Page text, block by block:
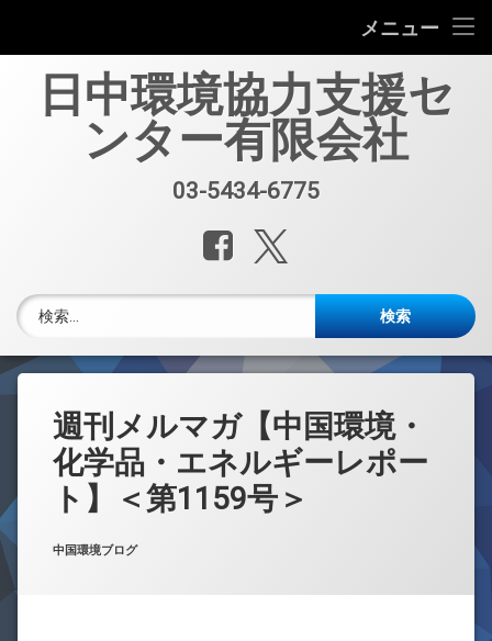
メニュー
中国環境規制対応セミナー（第33回）
中国環境規制対応支援業務紹介
セミナー、資料販売
中文
お問合せ
日中環境協力支援セ
ンター有限会社
03-5434-6775
Facebook
週刊メルマガ【中国環境・
化学品・エネルギーレポー
ト】＜第1159号＞
Posted on 2025年3月10日
Updated on 2025年3月10日
byw059105
カテゴリー:
中国環境ブログ